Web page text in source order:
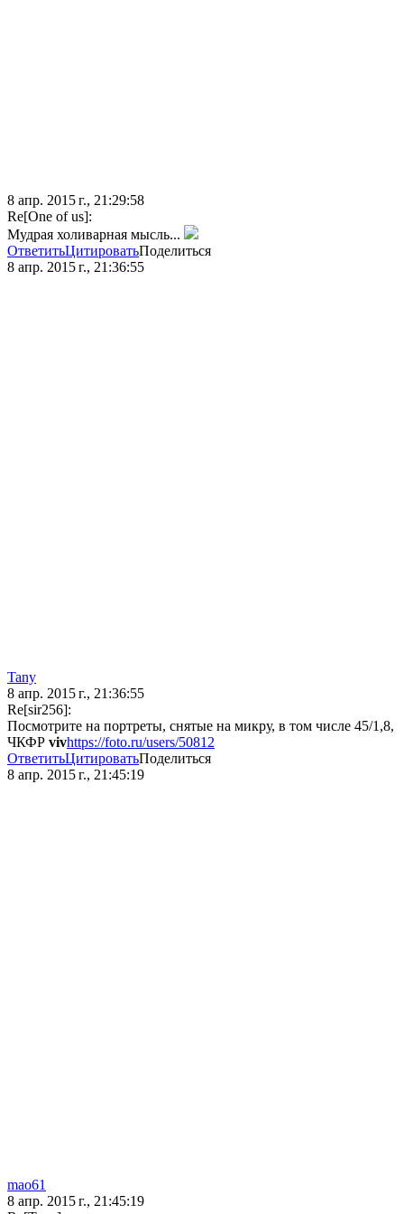
8 апр. 2015 г., 21:29:58
Re[One of us]:
Мудрая холиварная мысль...
ОтветитьЦитироватьПоделиться
8 апр. 2015 г., 21:36:55
Tany
8 апр. 2015 г., 21:36:55
Re[sir256]:
Посмотрите на портреты, снятые на микру, в том числе 45/1,8,
ЧКФР vivhttps://foto.ru/users/50812
ОтветитьЦитироватьПоделиться
8 апр. 2015 г., 21:45:19
mao61
8 апр. 2015 г., 21:45:19